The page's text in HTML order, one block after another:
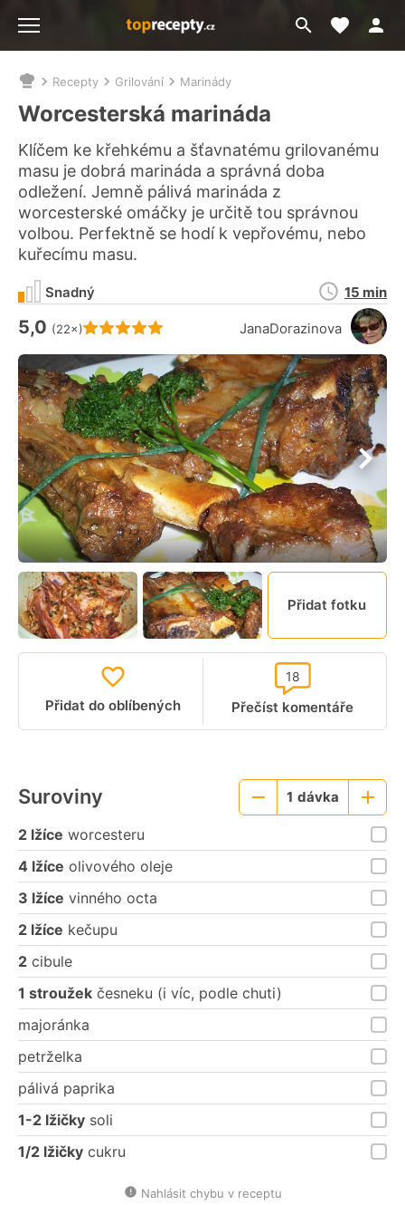
Přejít
na
Moje
Nacházíte
se
zde:
Recepty Grilování Marinády
Worcesterská marináda
Klíčem ke křehkému a šťavnatému grilovanému
masu je dobrá marináda a správná doba
odležení. Jemně pálivá marináda z
worcesterské omáčky je určitě tou správnou
volbou. Perfektně se hodí k vepřovému, nebo
kuřecímu masu.
Hodnocení receptu je
5,0 (22×) JanaDorazinova
Snadný
Doba
přípravy
15 min
Přidat fotku
Přidat do oblíbených Přečíst komentáře
18
Suroviny
Menší
1 dávka
Větší
porce
2 lžíce worcesteru
4 lžíce olivového oleje
3 lžíce vinného octa
2 lžíce kečupu
2 cibule
1 stroužek česneku (i víc, podle chuti)
majoránka
petrželka
pálivá paprika
1-2 lžičky soli
1/2 lžičky cukru
Nahlásit chybu v receptu